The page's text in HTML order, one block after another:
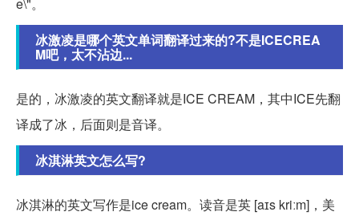
e\"。
冰激凌是哪个英文单词翻译过来的?不是ICECREA
M吧，太不沾边...
是的，冰激凌的英文翻译就是ICE CREAM，其中ICE先翻
译成了冰，后面则是音译。
冰淇淋英文怎么写?
冰淇淋的英文写作是ice cream。读音是英 [aɪs kriːm]，美